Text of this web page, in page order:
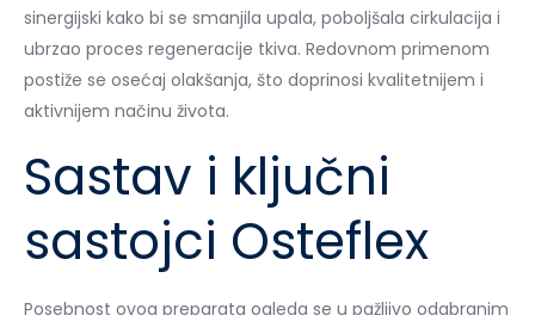
sinergijski kako bi se smanjila upala, poboljšala cirkulacija i
ubrzao proces regeneracije tkiva. Redovnom primenom
postiže se osećaj olakšanja, što doprinosi kvalitetnijem i
aktivnijem načinu života.
Sastav i ključni
sastojci Osteflex
Posebnost ovog preparata ogleda se u pažljivo odabranim